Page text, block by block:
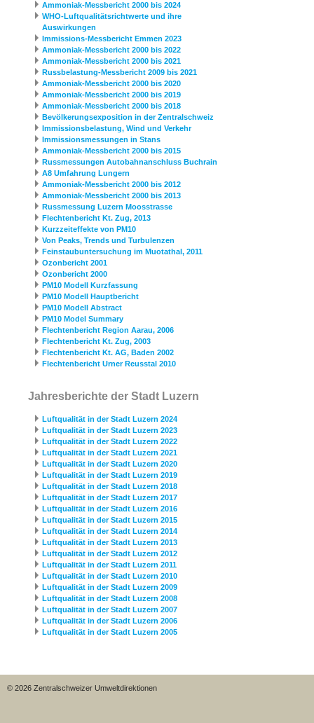
Ammoniak-Messbericht 2000 bis 2024
WHO-Luftqualitätsrichtwerte und ihre
Auswirkungen
Immissions-Messbericht Emmen 2023
Ammoniak-Messbericht 2000 bis 2022
Ammoniak-Messbericht 2000 bis 2021
Russbelastung-Messbericht 2009 bis 2021
Ammoniak-Messbericht 2000 bis 2020
Ammoniak-Messbericht 2000 bis 2019
Ammoniak-Messbericht 2000 bis 2018
Bevölkerungsexposition in der Zentralschweiz
Immissionsbelastung, Wind und Verkehr
Immissionsmessungen in Stans
Ammoniak-Messbericht 2000 bis 2015
Russmessungen Autobahnanschluss Buchrain
A8 Umfahrung Lungern
Ammoniak-Messbericht 2000 bis 2012
Ammoniak-Messbericht 2000 bis 2013
Russmessung Luzern Moosstrasse
Flechtenbericht Kt. Zug, 2013
Kurzzeiteffekte von PM10
Von Peaks, Trends und Turbulenzen
Feinstaubuntersuchung im Muotathal, 2011
Ozonbericht 2001
Ozonbericht 2000
PM10 Modell Kurzfassung
PM10 Modell Hauptbericht
PM10 Modell Abstract
PM10 Model Summary
Flechtenbericht Region Aarau, 2006
Flechtenbericht Kt. Zug, 2003
Flechtenbericht Kt. AG, Baden 2002
Flechtenbericht Urner Reusstal 2010
Jahresberichte der Stadt Luzern
Luftqualität in der Stadt Luzern 2024
Luftqualität in der Stadt Luzern 2023
Luftqualität in der Stadt Luzern 2022
Luftqualität in der Stadt Luzern 2021
Luftqualität in der Stadt Luzern 2020
Luftqualität in der Stadt Luzern 2019
Luftqualität in der Stadt Luzern 2018
Luftqualität in der Stadt Luzern 2017
Luftqualität in der Stadt Luzern 2016
Luftqualität in der Stadt Luzern 2015
Luftqualität in der Stadt Luzern 2014
Luftqualität in der Stadt Luzern 2013
Luftqualität in der Stadt Luzern 2012
Luftqualität in der Stadt Luzern 2011
Luftqualität in der Stadt Luzern 2010
Luftqualität in der Stadt Luzern 2009
Luftqualität in der Stadt Luzern 2008
Luftqualität in der Stadt Luzern 2007
Luftqualität in der Stadt Luzern 2006
Luftqualität in der Stadt Luzern 2005
© 2026 Zentralschweizer Umweltdirektionen